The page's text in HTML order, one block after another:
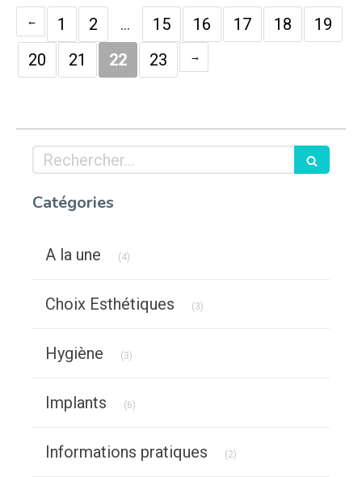
1
2 … 15 16 17 18
19
20
21 22 23
Rechercher
Catégories
A la une (4)
Choix Esthétiques (3)
Hygiène (3)
Implants (6)
Informations pratiques (2)